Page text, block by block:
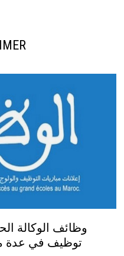
وظائف الوكالة
توظيف في عدة